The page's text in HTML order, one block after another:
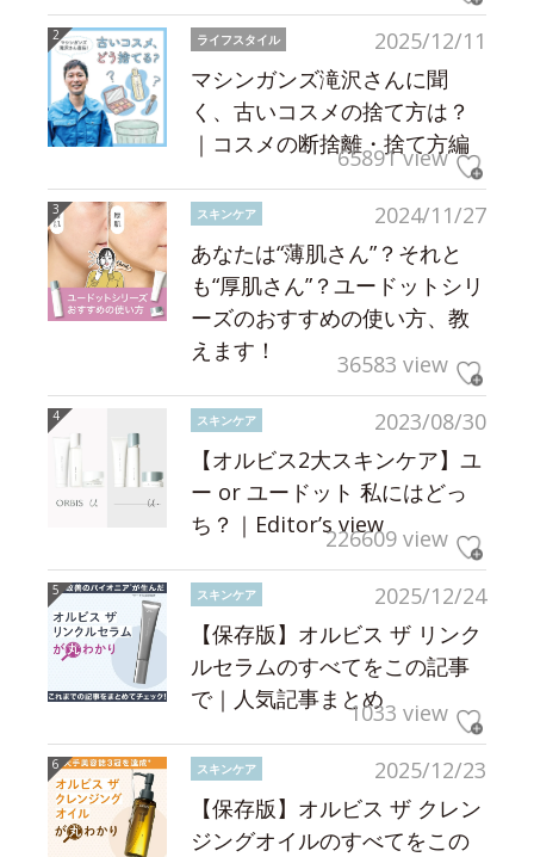
2025/12/11
ライフスタイル
マシンガンズ滝沢さんに聞
く、古いコスメの捨て方は？
｜コスメの断捨離・捨て方編
65891 view
2024/11/27
スキンケア
あなたは“薄肌さん”？それと
も“厚肌さん”？ユードットシリ
ーズのおすすめの使い方、教
えます！
36583 view
2023/08/30
スキンケア
【オルビス2大スキンケア】ユ
ー or ユードット 私にはどっ
ち？｜Editor’s view226609 view
2025/12/24
スキンケア
【保存版】オルビス ザ リンク
ルセラムのすべてをこの記事
で｜人気記事まとめ1033 view
2025/12/23
スキンケア
【保存版】オルビス ザ クレン
ジングオイルのすべてをこの